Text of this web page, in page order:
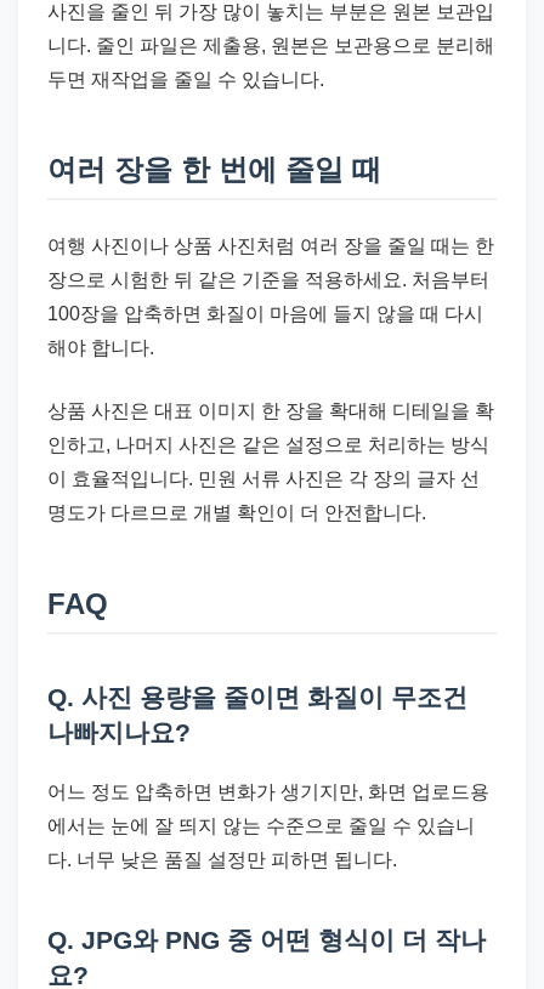
사진을 줄인 뒤 가장 많이 놓치는 부분은 원본 보관입
니다. 줄인 파일은 제출용, 원본은 보관용으로 분리해
두면 재작업을 줄일 수 있습니다.
여러 장을 한 번에 줄일 때
여행 사진이나 상품 사진처럼 여러 장을 줄일 때는 한
장으로 시험한 뒤 같은 기준을 적용하세요. 처음부터
100장을 압축하면 화질이 마음에 들지 않을 때 다시
해야 합니다.
상품 사진은 대표 이미지 한 장을 확대해 디테일을 확
인하고, 나머지 사진은 같은 설정으로 처리하는 방식
이 효율적입니다. 민원 서류 사진은 각 장의 글자 선
명도가 다르므로 개별 확인이 더 안전합니다.
FAQ
Q. 사진 용량을 줄이면 화질이 무조건
나빠지나요?
어느 정도 압축하면 변화가 생기지만, 화면 업로드용
에서는 눈에 잘 띄지 않는 수준으로 줄일 수 있습니
다. 너무 낮은 품질 설정만 피하면 됩니다.
Q. JPG와 PNG 중 어떤 형식이 더 작나
요?